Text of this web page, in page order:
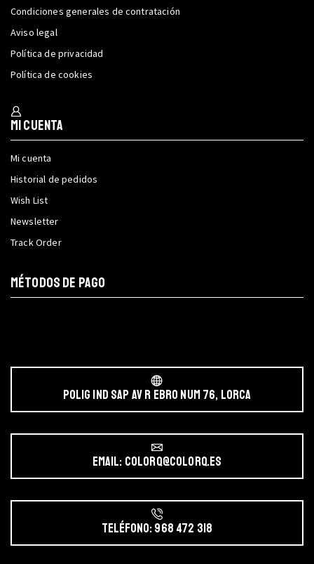
Condiciones generales de contratación
Aviso legal
Política de privacidad
Política de cookies
Mi cuenta
Mi cuenta
Historial de pedidos
Wish List
Newsletter
Track Order
MÉTODOS DE PAGO
POLIG IND SAP AV r EBRO NUM 76, LORCA
Email: colorq@colorq.es
Teléfono: 968 472 318